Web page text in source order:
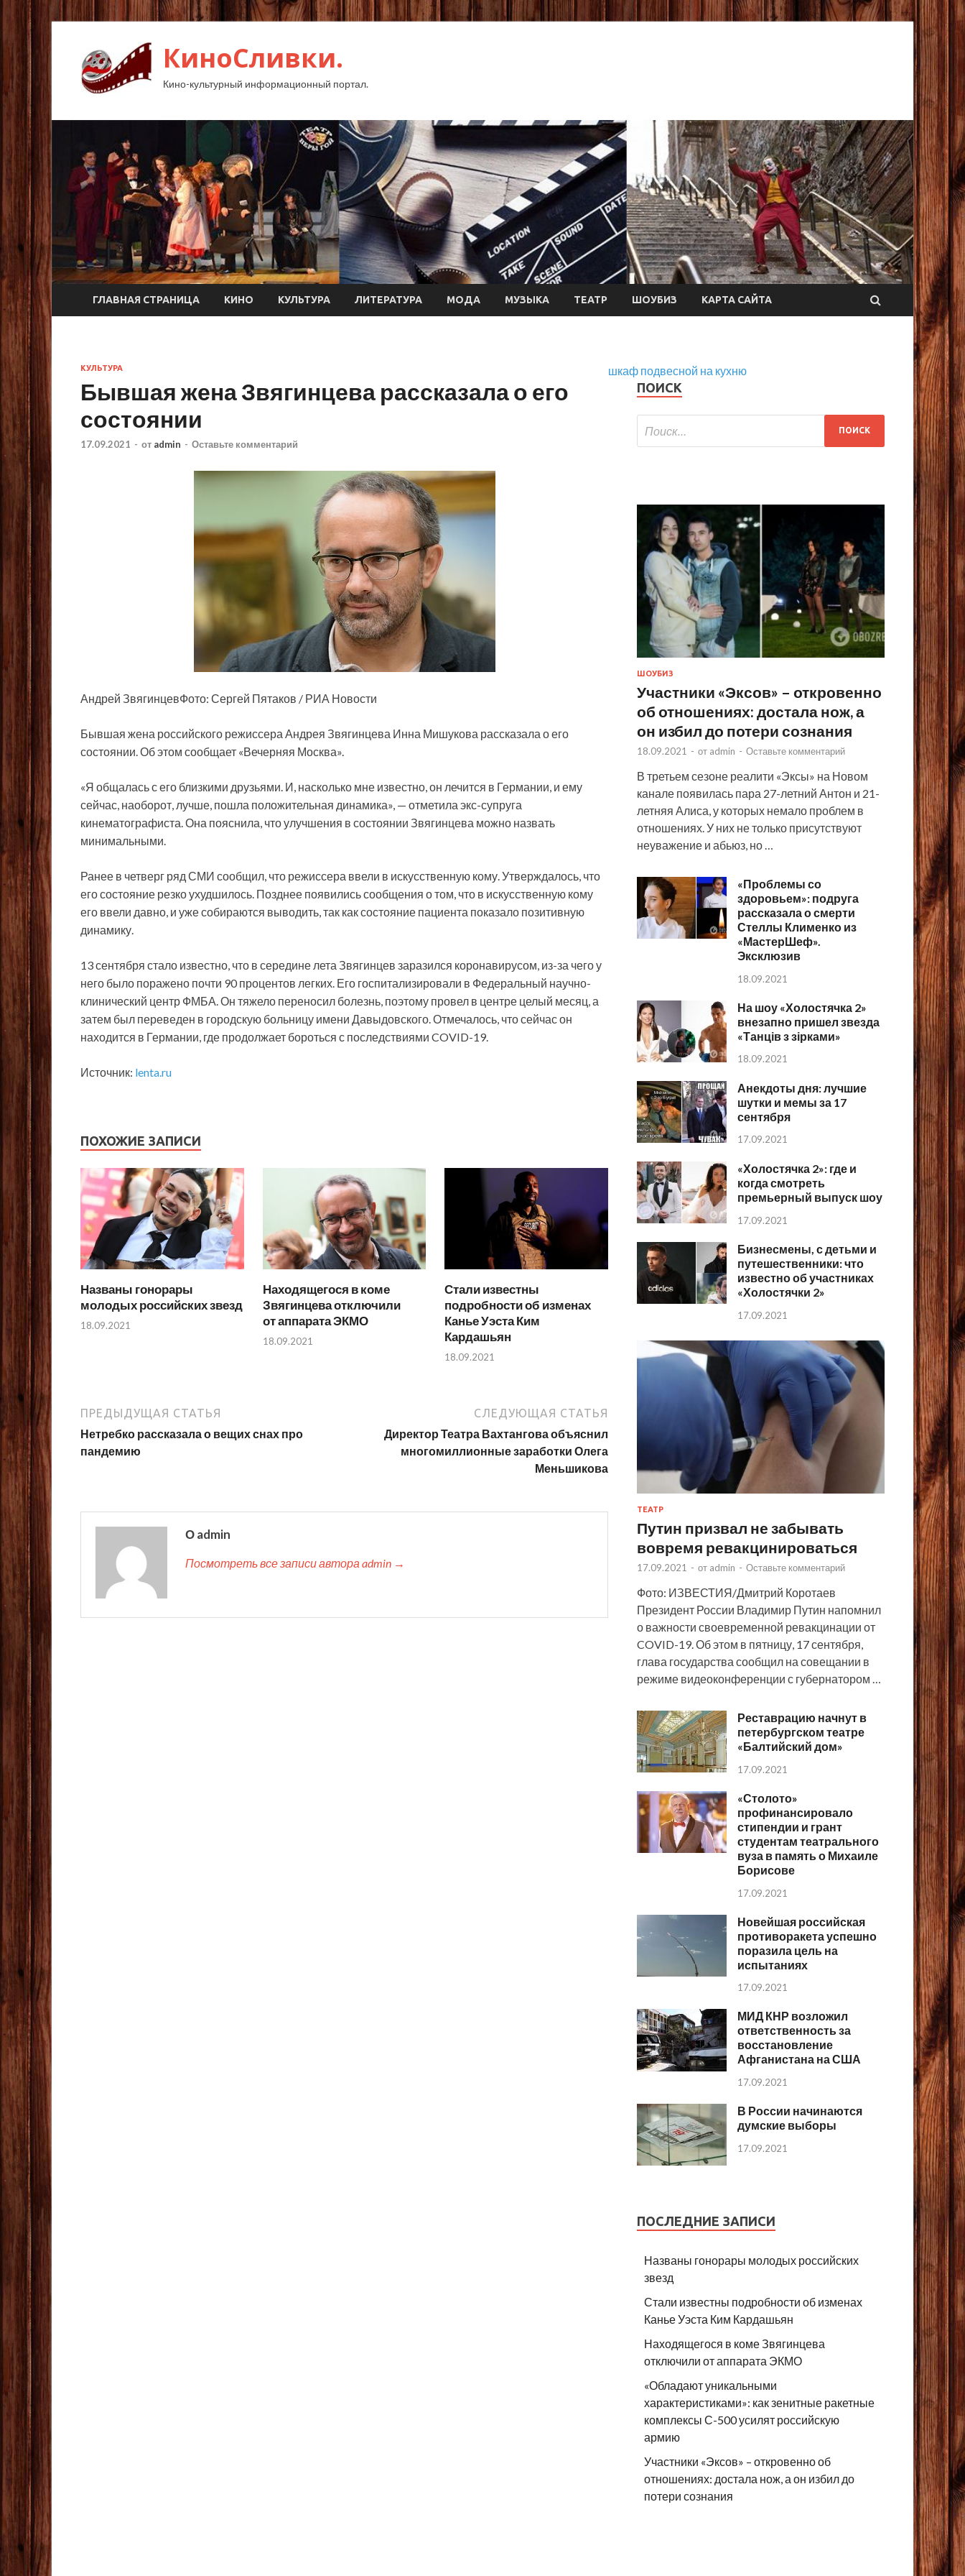
КиноСливки.
Кино-культурный информационный портал.
ГЛАВНАЯ СТРАНИЦА КИНО КУЛЬТУРА ЛИТЕРАТУРА МОДА МУЗЫКА ТЕАТР ШОУБИЗ КАРТА САЙТА
КУЛЬТУРА
Бывшая жена Звягинцева рассказала о его
состоянии
17.09.2021 - от admin - Оставьте комментарий
Андрей ЗвягинцевФото: Сергей Пятаков / РИА Новости
Бывшая жена российского режиссера Андрея Звягинцева Инна Мишукова рассказала о его
состоянии. Об этом сообщает «Вечерняя Москва».
«Я общалась с его близкими друзьями. И, насколько мне известно, он лечится в Германии, и ему
сейчас, наоборот, лучше, пошла положительная динамика», — отметила экс-супруга
кинематографиста. Она пояснила, что улучшения в состоянии Звягинцева можно назвать
минимальными.
Ранее в четверг ряд СМИ сообщил, что режиссера ввели в искусственную кому. Утверждалось, что
его состояние резко ухудшилось. Позднее появились сообщения о том, что в искусственную кому
его ввели давно, и уже собираются выводить, так как состояние пациента показало позитивную
динамику.
13 сентября стало известно, что в середине лета Звягинцев заразился коронавирусом, из-за чего у
него было поражено почти 90 процентов легких. Его госпитализировали в Федеральный научно-
клинический центр ФМБА. Он тяжело переносил болезнь, поэтому провел в центре целый месяц, а
затем был переведен в городскую больницу имени Давыдовского. Отмечалось, что сейчас он
находится в Германии, где продолжает бороться с последствиями COVID-19.
Источник: lenta.ru
ПОХОЖИЕ ЗАПИСИ
Названы гонорары
молодых российских звезд
18.09.2021
Находящегося в коме
Звягинцева отключили
от аппарата ЭКМО
18.09.2021
Стали известны
подробности об изменах
Канье Уэста Ким
Кардашьян
18.09.2021
ПРЕДЫДУЩАЯ СТАТЬЯ
Нетребко рассказала о вещих снах про
пандемию
СЛЕДУЮЩАЯ СТАТЬЯ
Директор Театра Вахтангова объяснил
многомиллионные заработки Олега
Меньшикова
О admin
Посмотреть все записи автора admin →
шкаф подвесной на кухню
ПОИСК
ШОУБИЗ
Участники «Эксов» – откровенно
об отношениях: достала нож, а
он избил до потери сознания
18.09.2021 - от admin - Оставьте комментарий
В третьем сезоне реалити «Эксы» на Новом
канале появилась пара 27-летний Антон и 21-
летняя Алиса, у которых немало проблем в
отношениях. У них не только присутствуют
неуважение и абьюз, но …
«Проблемы со
здоровьем»: подруга
рассказала о смерти
Стеллы Клименко из
«МастерШеф».
Эксклюзив
18.09.2021
На шоу «Холостячка 2»
внезапно пришел звезда
«Танців з зірками»
18.09.2021
Анекдоты дня: лучшие
шутки и мемы за 17
сентября
17.09.2021
«Холостячка 2»: где и
когда смотреть
премьерный выпуск шоу
17.09.2021
Бизнесмены, с детьми и
путешественники: что
известно об участниках
«Холостячки 2»
17.09.2021
ТЕАТР
Путин призвал не забывать
вовремя ревакцинироваться
17.09.2021 - от admin - Оставьте комментарий
Фото: ИЗВЕСТИЯ/Дмитрий Коротаев
Президент России Владимир Путин напомнил
о важности своевременной ревакцинации от
COVID-19. Об этом в пятницу, 17 сентября,
глава государства сообщил на совещании в
режиме видеоконференции с губернатором …
Реставрацию начнут в
петербургском театре
«Балтийский дом»
17.09.2021
«Столото»
профинансировало
стипендии и грант
студентам театрального
вуза в память о Михаиле
Борисове
17.09.2021
Новейшая российская
противоракета успешно
поразила цель на
испытаниях
17.09.2021
МИД КНР возложил
ответственность за
восстановление
Афганистана на США
17.09.2021
В России начинаются
думские выборы
17.09.2021
ПОСЛЕДНИЕ ЗАПИСИ
Названы гонорары молодых российских
звезд
Стали известны подробности об изменах
Канье Уэста Ким Кардашьян
Находящегося в коме Звягинцева
отключили от аппарата ЭКМО
«Обладают уникальными
характеристиками»: как зенитные ракетные
комплексы С-500 усилят российскую
армию
Участники «Эксов» – откровенно об
отношениях: достала нож, а он избил до
потери сознания